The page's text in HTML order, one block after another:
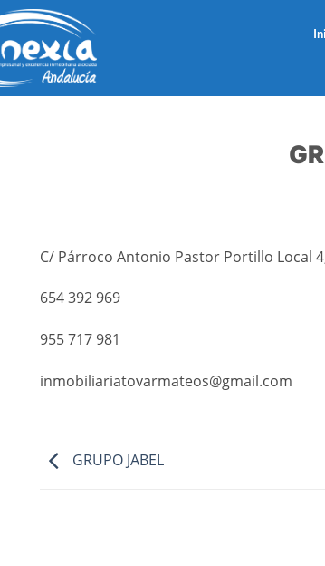
C/ Párroco Antonio Pastor Portillo Local
654 392 969
955 717 981
inmobiliariatovarmateos@gmail.com
GRUPO JABEL